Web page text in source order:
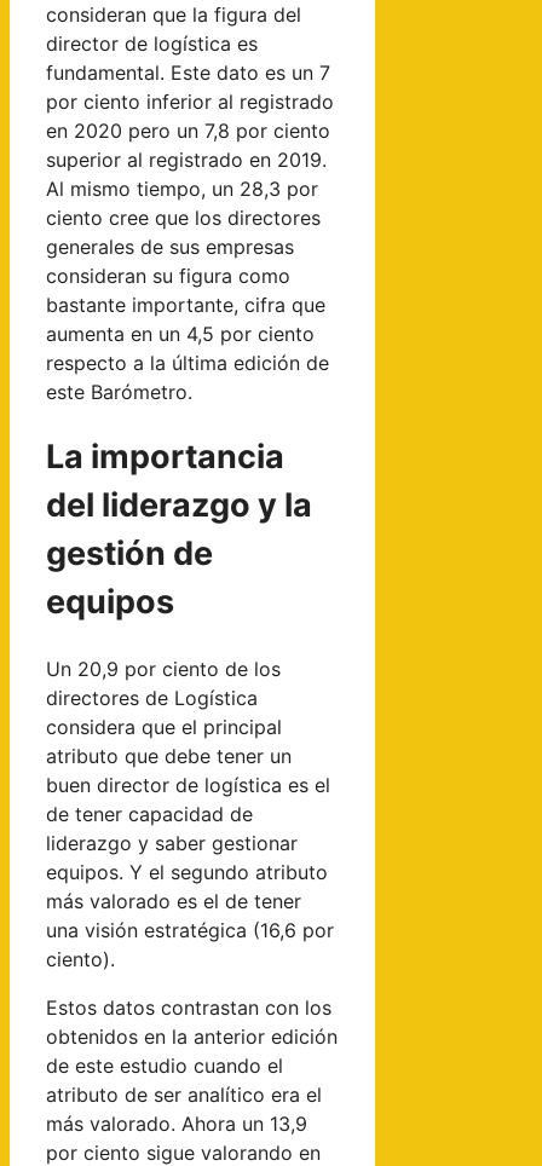
consideran que la figura del
director de logística es
fundamental. Este dato es un 7
por ciento inferior al registrado
en 2020 pero un 7,8 por ciento
superior al registrado en 2019.
Al mismo tiempo, un 28,3 por
ciento cree que los directores
generales de sus empresas
consideran su figura como
bastante importante, cifra que
aumenta en un 4,5 por ciento
respecto a la última edición de
este Barómetro.
La importancia
del liderazgo y la
gestión de
equipos
Un 20,9 por ciento de los
directores de Logística
considera que el principal
atributo que debe tener un
buen director de logística es el
de tener capacidad de
liderazgo y saber gestionar
equipos. Y el segundo atributo
más valorado es el de tener
una visión estratégica (16,6 por
ciento).
Estos datos contrastan con los
obtenidos en la anterior edición
de este estudio cuando el
atributo de ser analítico era el
más valorado. Ahora un 13,9
por ciento sigue valorando en